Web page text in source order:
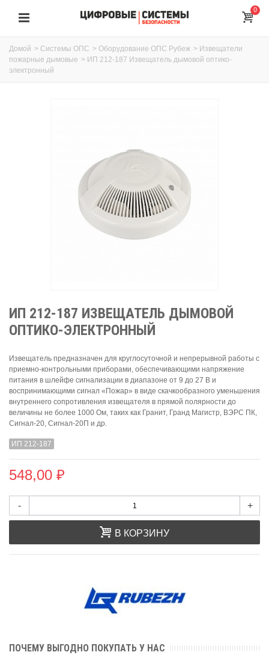
0
Домой > Системы ОПС > Оборудование ОПС Рубеж > Извещатели
пожарные дымовые > ИП 212-187 Извещатель дымовой оптико-
электронный
ИП 212-187 ИЗВЕЩАТЕЛЬ ДЫМОВОЙ
ОПТИКО-ЭЛЕКТРОННЫЙ
Извещатель предназначен для круглосуточной и непрерывной работы с
приемно-контрольными приборами, обеспечивающими напряжение
питания в шлейфе сигнализации в диапазоне от 9 до 27 В и
воспринимающими сигнал «Пожар» в виде скачкообразного уменьшения
внутреннего сопротивления извещателя в прямой полярности до
величины не более 1000 Ом, таких как Гранит, Гранд Магистр, ВЭРС ПК,
Сигнал-20, Сигнал-20П и др.
ИП 212-187
548,00 ₽
- +
В КОРЗИНУ
ПОЧЕМУ ВЫГОДНО ПОКУПАТЬ У НАС